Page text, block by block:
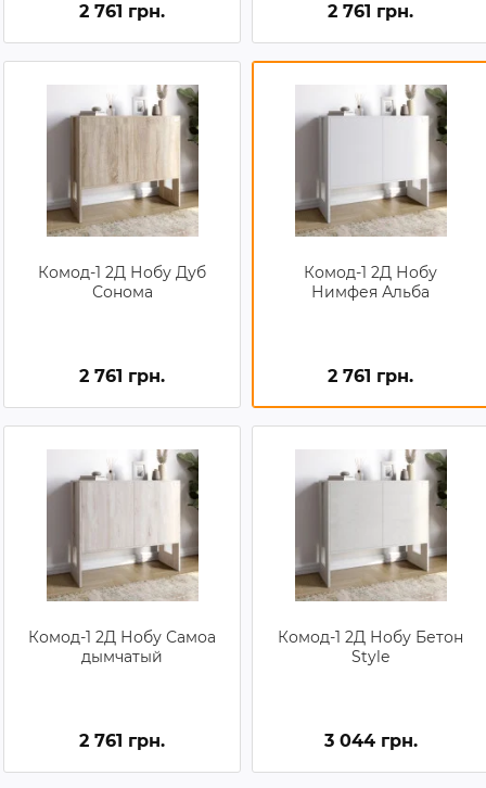
2 761 грн. 2 761 грн.
Комод-1 2Д Нобу Дуб
Сонома
2 761 грн.
Комод-1 2Д Нобу
Нимфея Альба
2 761 грн.
Комод-1 2Д Нобу Самоа
дымчатый
2 761 грн.
Комод-1 2Д Нобу Бетон
Style
3 044 грн.